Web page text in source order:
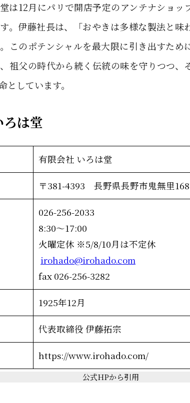
は12月にパリで開店予定のアンテナショッ
。伊藤社長は、「おやきは多様な製法と味
このポテンシャルを最大限に引き出すため
祖父の時代から続く伝統の味を守りつつ、
としています。
は堂
有限会社 いろは堂
〒381-4393 長野県長野市鬼無里
026-256-2033
8:30～17:00
火曜定休 ※5/8/10月は不定休
irohado@irohado.com
fax 026-256-3282
1925年12月
代表取締役 伊藤拓宗
https://www.irohado.com/
公式HPから引用